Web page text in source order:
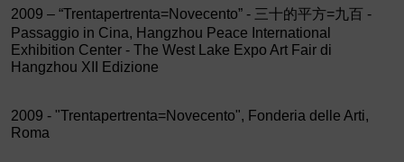
2009 – “Trentapertrenta=Novecento” - 三十的平方=九百 -
Passaggio in Cina, Hangzhou Peace International
Exhibition Center - The West Lake Expo Art Fair di
Hangzhou XII Edizione
2009 - "Trentapertrenta=Novecento", Fonderia delle Arti,
Roma